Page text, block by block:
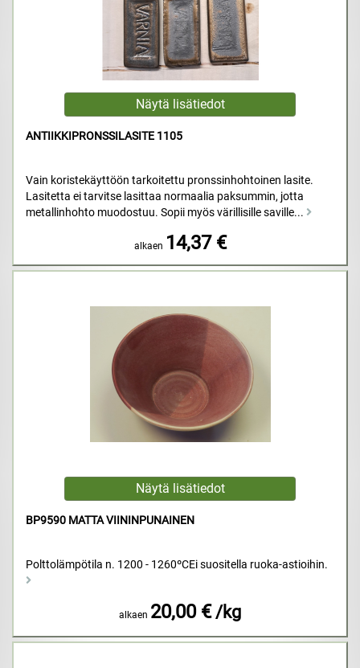
ANTIIKKIPRONSSILASITE 1105
Vain koristekäyttöön tarkoitettu pronssinhohtoinen lasite.
Lasitetta ei tarvitse lasittaa normaalia paksummin, jotta
metallinhohto muodostuu. Sopii myös värillisille saville...
alkaen 14,37 €
BP9590 MATTA VIININPUNAINEN
Polttolämpötila n. 1200 - 1260ºCEi suositella ruoka-astioihin.
alkaen 20,00 € /kg